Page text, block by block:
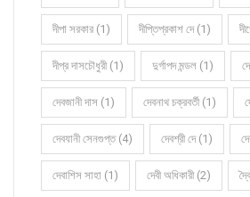
দীপা সরকার (1) দীপ্তিপ্রকাশ দে (1)
দীপ্র দাসচৌধুরী (1) দুর্গাপদ মন্ডল (1)
দেবজানী দাস (1) দেবনাথ চক্রবর্তী (1)
দেবযানী সেনগুপ্ত (4) দেবশ্রী দে (1)
দেবাশিস সাহা (1) দেবী অধিকারী (2)